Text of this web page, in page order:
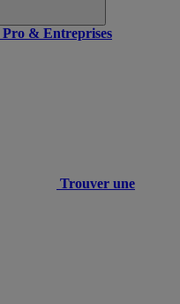
Pro & Entreprises
Trouver une